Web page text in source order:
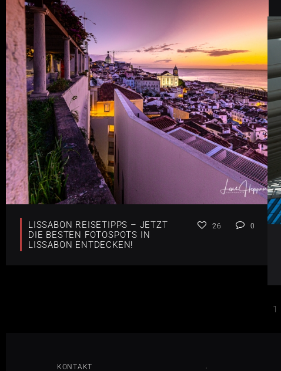
LISSABON REISETIPPS – JETZT
DIE BESTEN FOTOSPOTS IN
LISSABON ENTDECKEN!
26 0
1
KONTAKT